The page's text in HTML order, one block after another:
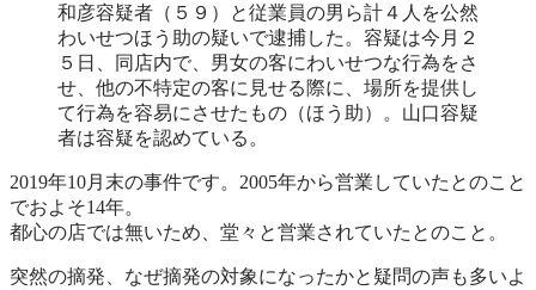
和彦容疑者（５９）と従業員の男ら計４人を公然
わいせつほう助の疑いで逮捕した。容疑は今月２
５日、同店内で、男女の客にわいせつな行為をさ
せ、他の不特定の客に見せる際に、場所を提供し
て行為を容易にさせたもの（ほう助）。山口容疑
者は容疑を認めている。
2019年10月末の事件です。2005年から営業していたとのこと
でおよそ14年。
都心の店では無いため、堂々と営業されていたとのこと。
突然の摘発、なぜ摘発の対象になったかと疑問の声も多いよ